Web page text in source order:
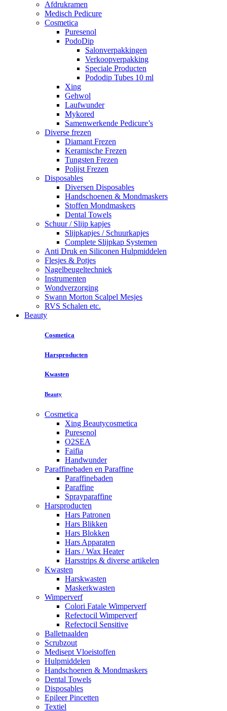
Afdrukramen
Medisch Pedicure
Cosmetica
Puresenol
PodoDip
Salonverpakkingen
Verkoopverpakking
Speciale Producten
Pododip Tubes 10 ml
Xing
Gehwol
Laufwunder
Mykored
Samenwerkende Pedicure’s
Diverse frezen
Diamant Frezen
Keramische Frezen
Tungsten Frezen
Polijst Frezen
Disposables
Diversen Disposables
Handschoenen & Mondmaskers
Stoffen Mondmaskers
Dental Towels
Schuur / Slijp kapjes
Slijpkapjes / Schuurkapjes
Complete Slijpkap Systemen
Anti Druk en Siliconen Hulpmiddelen
Flesjes & Potjes
Nagelbeugeltechniek
Instrumenten
Wondverzorging
Swann Morton Scalpel Mesjes
RVS Schalen etc.
Beauty
Cosmetica
Harsproducten
Kwasten
Beauty
Cosmetica
Xing Beautycosmetica
Puresenol
O2SEA
Faifia
Handwunder
Paraffinebaden en Paraffine
Paraffinebaden
Paraffine
Sprayparaffine
Harsproducten
Hars Patronen
Hars Blikken
Hars Blokken
Hars Apparaten
Hars / Wax Heater
Harsstrips & diverse artikelen
Kwasten
Harskwasten
Maskerkwasten
Wimperverf
Colori Fatale Wimperverf
Refectocil Wimperverf
Refectocil Sensitive
Balletnaalden
Scrubzout
Medisept Vloeistoffen
Hulpmiddelen
Handschoenen & Mondmaskers
Dental Towels
Disposables
Epileer Pincetten
Textiel